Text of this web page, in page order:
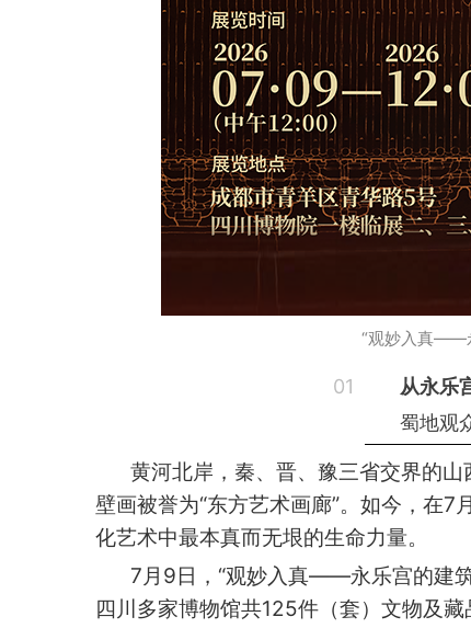
“观妙入真——
01
从永乐
蜀地观
黄河北岸，秦、晋、豫三省交界的
壁画被誉为“东方艺术画廊”。如今，在
化艺术中最本真而无垠的生命力量。
7月9日，“观妙入真——永乐宫的建
四川多家博物馆共125件（套）文物及